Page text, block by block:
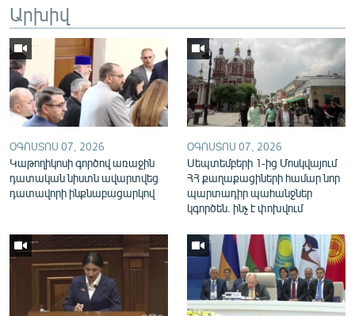
Հայերեն
English
Русский
ՀԵՏԵՎԵՔ ՄԵԶ
«Ազատության» բոլոր կայքերը
Արխիվ
ՕԳՈՍՏՈՍ 07, 2026
Կաթողիկոսի գործով առաջին
դատական նիստն ավարտվեց
դատավորի ինքնաբացարկով
ՕԳՈՍՏՈՍ 07, 2026
Սեպտեմբերի 1-ից Մոսկվայում
ՀՀ քաղաքացիների համար նոր
պարտադիր պահանջներ
կգործեն. ինչ է փոխվում